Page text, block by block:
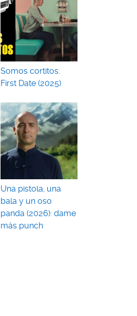
Somos cortitos:
First Date (2025)
Una pistola, una
bala y un oso
panda (2026): dame
más punch